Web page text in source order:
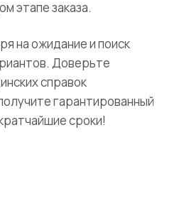
этапе заказа.
на ожидание и поиск
Доверьте
справок
гарантированный
сроки!